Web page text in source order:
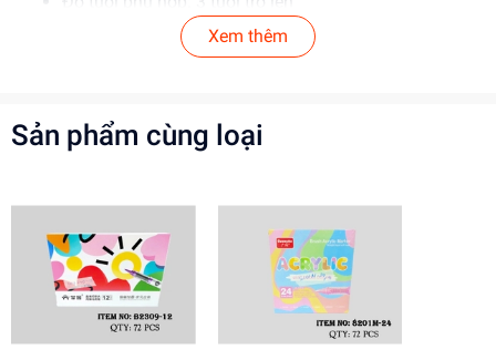
Hướng Dẫn Sử Dụng
Lưu ý: Không cho trẻ em nuốt hoặc để gần mắt
Phát triển tư duy sáng tạo và nghệ thuật
Giúp bé nhận biết và học màu sắc
Rèn luyện khả năng phối màu và thẩm mỹ
Mua hộp viết lông màu Acrylic 48C ngay tại
dochoitinphat.com, chúng tôi cung cấp giá sỉ hấp dẫn cho
Xem thêm
Sản phẩm cùng loại